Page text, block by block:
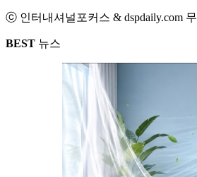
ⓒ 인터내셔널포커스 & dspdaily.com
BEST 뉴스